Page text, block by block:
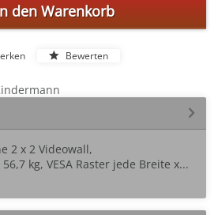
den Warenkorb
Bewerten
2 x 2 Videowall,
kg, VESA Raster jede Breite x...